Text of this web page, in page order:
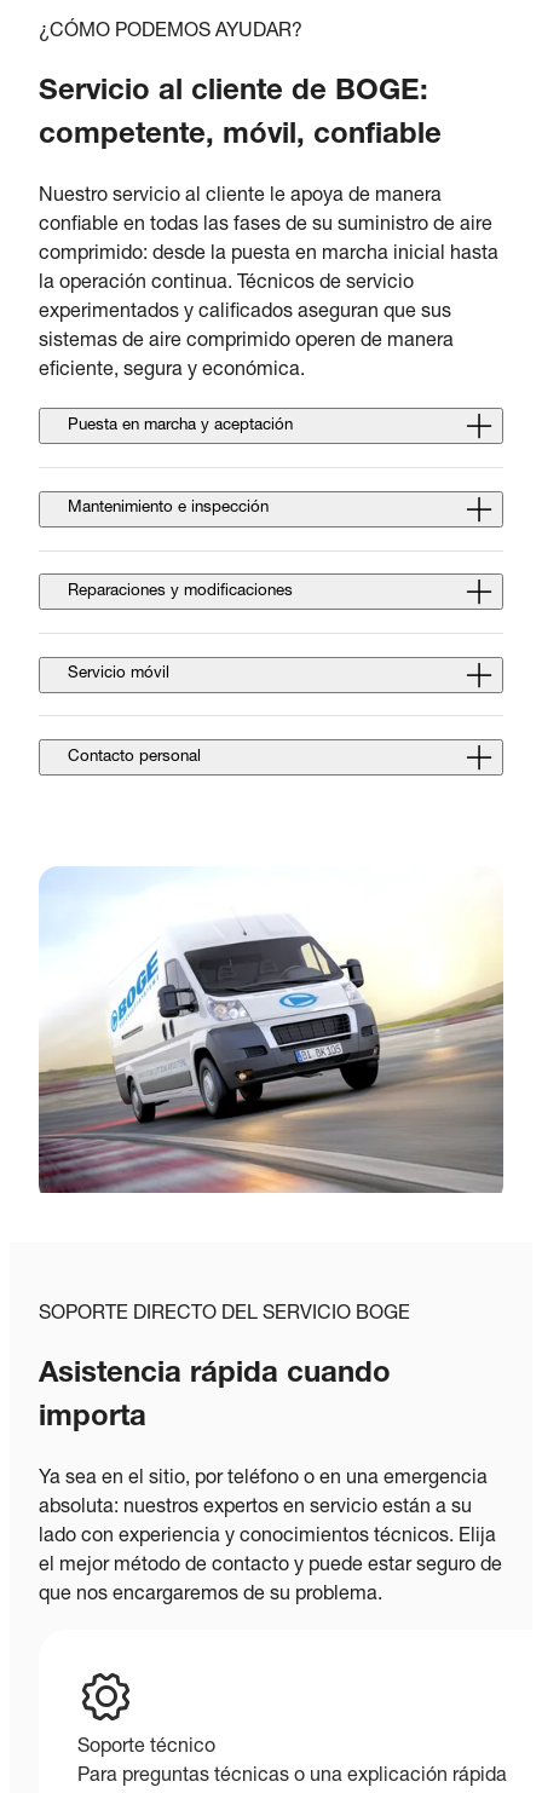
¿CÓMO PODEMOS AYUDAR?
Servicio al cliente de BOGE:
competente, móvil, confiable
Nuestro servicio al cliente le apoya de manera
confiable en todas las fases de su suministro de aire
comprimido: desde la puesta en marcha inicial hasta
la operación continua. Técnicos de servicio
experimentados y calificados aseguran que sus
sistemas de aire comprimido operen de manera
eficiente, segura y económica.
Puesta en marcha y aceptación
Mantenimiento e inspección
Reparaciones y modificaciones
Servicio móvil
Contacto personal
SOPORTE DIRECTO DEL SERVICIO BOGE
Asistencia rápida cuando
importa
Ya sea en el sitio, por teléfono o en una emergencia
absoluta: nuestros expertos en servicio están a su
lado con experiencia y conocimientos técnicos. Elija
el mejor método de contacto y puede estar seguro de
que nos encargaremos de su problema.
Soporte técnico
Para preguntas técnicas o una explicación rápida